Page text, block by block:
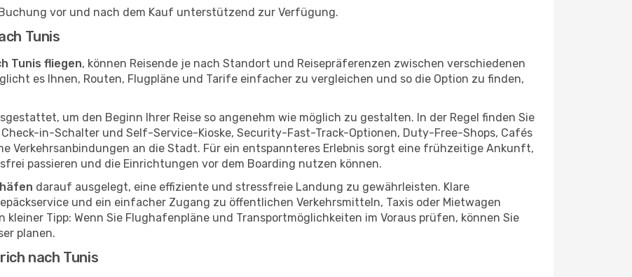
vor und nach dem Kauf unterstützend zur Verfügung.
Tunis
Tunis fliegen, können Reisende je nach Standort und Reisepräferenzen zwischen verschiedenen
es Ihnen, Routen, Flugpläne und Tarife einfacher zu vergleichen und so die Option zu finden,
um den Beginn Ihrer Reise so angenehm wie möglich zu gestalten. In der Regel finden Sie
in-Schalter und Self-Service-Kioske, Security-Fast-Track-Optionen, Duty-Free-Shops, Cafés
Verkehrsanbindungen an die Stadt. Für ein entspannteres Erlebnis sorgt eine frühzeitige Ankunft,
passieren und die Einrichtungen vor dem Boarding nutzen können.
darauf ausgelegt, eine effiziente und stressfreie Landung zu gewährleisten. Klare
und ein einfacher Zugang zu öffentlichen Verkehrsmitteln, Taxis oder Mietwagen
kleiner Tipp: Wenn Sie Flughafenpläne und Transportmöglichkeiten im Voraus prüfen, können Sie
planen.
nach Tunis